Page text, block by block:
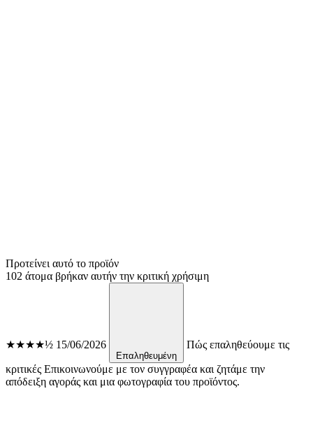
Προτείνει αυτό το προϊόν
102 άτομα βρήκαν αυτήν την κριτική χρήσιμη
★★★★½ 15/06/2026
Επαληθευμένη
Πώς επαληθεύουμε τις
κριτικές Επικοινωνούμε με τον συγγραφέα και ζητάμε την
απόδειξη αγοράς και μια φωτογραφία του προϊόντος.